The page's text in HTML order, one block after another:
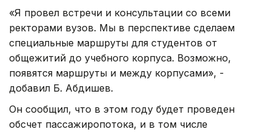
«Я провел встречи и консультации со всеми
ректорами вузов. Мы в перспективе сделаем
специальные маршруты для студентов от
общежитий до учебного корпуса. Возможно,
появятся маршруты и между корпусами», -
добавил Б. Абдишев.
Он сообщил, что в этом году будет проведен
обсчет пассажиропотока, и в том числе